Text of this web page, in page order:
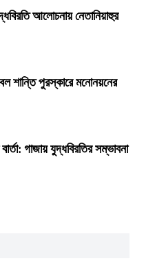
আলোচনায় নেতানিয়াহুর
শান্তি পুরস্কারে মনোনয়নের
গাজায় যুদ্ধবিরতির সম্ভাবনা